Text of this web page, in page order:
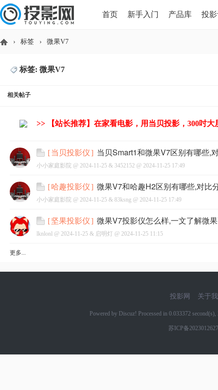
首页 新手入门 产品库 投
HDMI版本对比 导读
网
› 标签 › 微果V7
标签: 微果V7
相关帖子
>> 【站长推荐】在家看电影，用当贝投影，300吋
[当贝投影仪] 当贝Smart1和微果V7区别有哪些,
小小家庭影院 @ 2024-11-25 & 3452152 @ 2024-11-25 17:49
[哈趣投影仪] 微果V7和哈趣H2区别有哪些,对比
小小家庭影院 @ 2024-11-25 & 83ksng @ 2024-11-25 17:49
[坚果投影仪] 微果V7投影仪怎么样,一文了解微
lknlonl @ 2024-11-25 & 启明灯 @ 2024-11-25 11:15
更多...
投影网 关于
Powered by Discuz! Processed in 0.033372
苏ICP备